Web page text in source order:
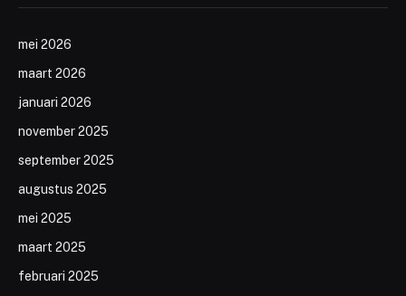
mei 2026
maart 2026
januari 2026
november 2025
september 2025
augustus 2025
mei 2025
maart 2025
februari 2025